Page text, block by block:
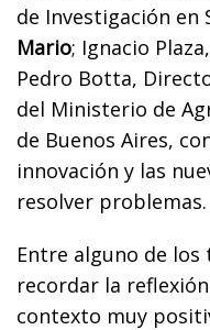
de Investigación en
Mario; Ignacio
Pedro Botta,
del Ministerio de
de Buenos Aires,
innovación y las
resolver problemas.
Entre alguno de los
recordar la
contexto muy